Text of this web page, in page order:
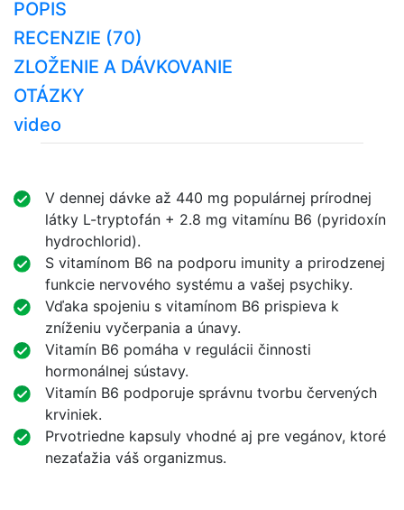
POPIS
RECENZIE (70)
ZLOŽENIE A DÁVKOVANIE
OTÁZKY
video
V dennej dávke až 440 mg populárnej prírodnej
látky L-tryptofán + 2.8 mg vitamínu B6 (pyridoxín
hydrochlorid).
S vitamínom B6 na podporu imunity a prirodzenej
funkcie nervového systému a vašej psychiky.
Vďaka spojeniu s vitamínom B6 prispieva k
zníženiu vyčerpania a únavy.
Vitamín B6 pomáha v regulácii činnosti
hormonálnej sústavy.
Vitamín B6 podporuje správnu tvorbu červených
krviniek.
Prvotriedne kapsuly vhodné aj pre vegánov, ktoré
nezaťažia váš organizmus.